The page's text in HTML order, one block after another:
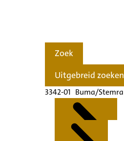
Zoek
Uitgebreid zoeken
3342-01 Buma/Stemra